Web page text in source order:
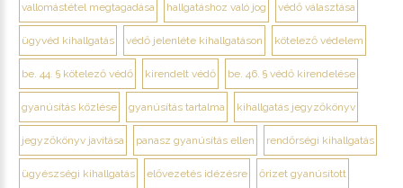
vallomástétel megtagadása hallgatáshoz való jog védő választása
ügyvéd kihallgatás védő jelenléte kihallgatáson kötelező védelem
be. 44. § kötelező védő kirendelt védő be. 46. § védő kirendelése
gyanúsítás közlése gyanúsítás tartalma kihallgatás jegyzőkönyv
jegyzőkönyv javítása panasz gyanúsítás ellen rendőrségi kihallgatás
ügyészségi kihallgatás elővezetés idézésre őrizet gyanúsított